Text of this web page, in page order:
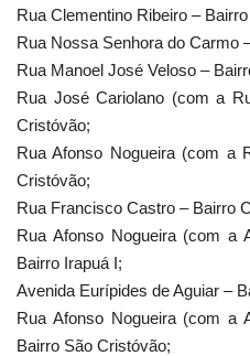
Rua Clementino Ribeiro –
Rua Nossa Senhora do Carmo
Rua Manoel José Veloso –
Rua José Cariolano (com a
Cristóvão;
Rua Afonso Nogueira (com a
Cristóvão;
Rua Francisco Castro – Bairro
Rua Afonso Nogueira (com a
Bairro Irapuá I;
Avenida Eurípides de Aguiar –
Rua Afonso Nogueira (com a
Bairro São Cristóvão;